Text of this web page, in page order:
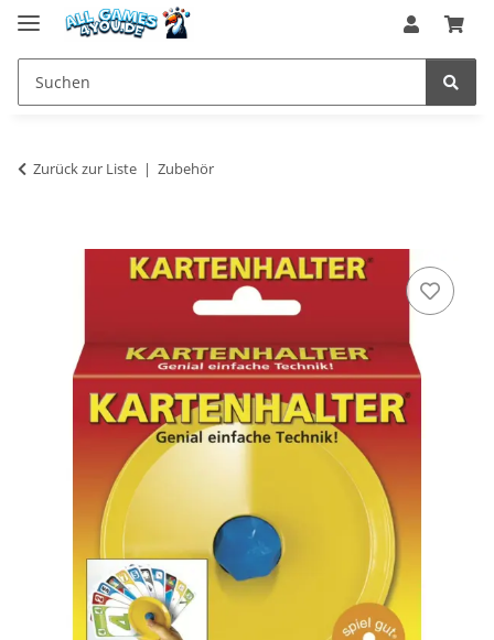
Zurück zur Liste Zubehör